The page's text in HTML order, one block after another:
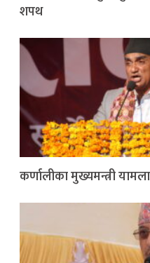
शपथ
कर्णालीका मुख्यमन्त्री